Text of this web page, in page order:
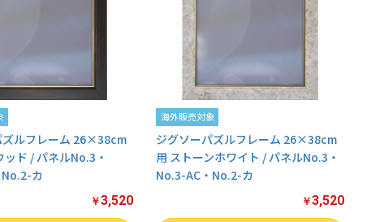
ズルフレーム 26×38cm
ッド / パネルNo.3・
カ
￥3,520
海外販売対象
ジグソーパズルフレーム 26×38cm
用 ストーンホワイト / パネルNo.3・
No.3-AC・No.2-カ
￥3,520